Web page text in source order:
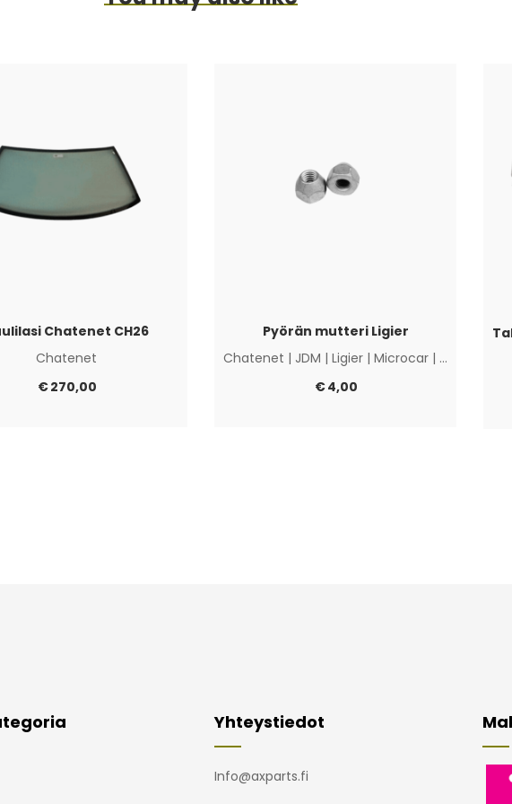
Chatenet CH26
Chatenet
€270,00
Pyörän mutteri Ligier
Chatenet | JDM | Ligier | Microcar | Muut
€4,00
Yhteystiedot
Info@axparts.fi